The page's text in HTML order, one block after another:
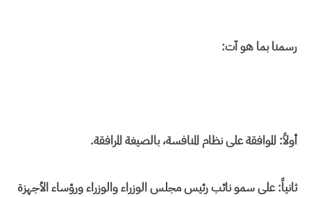
رسمنا بما هو آت:
أولاً: الموافقة على نظام المنافسة، بالصيغة المرافقة.
ثانياً: على سمو نائب رئيس مجلس الوزراء والوزراء ورؤساء الأجهزة